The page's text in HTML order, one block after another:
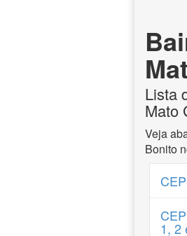
Lista
Mato
Veja
Bonito
1, 2